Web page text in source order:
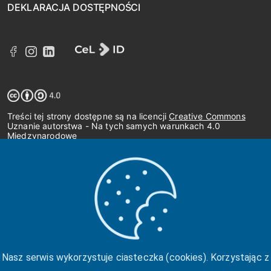
DEKLARACJA DOSTĘPNOŚCI
Treści tej strony dostępne są na licencji Creative Commons
Uznanie autorstwa - Na tych samych warunkach 4.0
Międzynarodowe
Nasz serwis wykorzystuje ciasteczka (cookies). Korzystając z